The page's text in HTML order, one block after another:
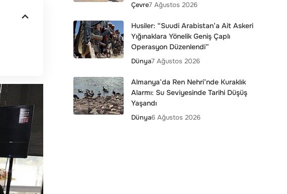
Çevre7 Ağustos 2026
Husiler: “Suudi Arabistan’a Ait Askeri
Yığınaklara Yönelik Geniş Çaplı
Operasyon Düzenlendi”
Dünya7 Ağustos 2026
Almanya’da Ren Nehri’nde Kuraklık
Alarmı: Su Seviyesinde Tarihi Düşüş
Yaşandı
Dünya6 Ağustos 2026